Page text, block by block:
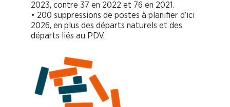
2023, contre 37 en 2022 et 76 en 2021.
• 200 suppressions de postes à planifier d’ici
2026, en plus des départs naturels et des
départs liés au PDV.